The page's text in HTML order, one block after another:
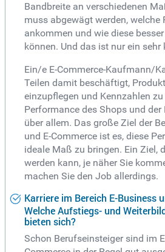
Bandbreite an verschiedenen
muss abgewägt werden, welche
ankommen und wie diese
können. Und das ist nur ein sehr
Ein/e E-Commerce-Kaufmann/
Teilen damit beschäftigt,
einzupflegen und Kennzahlen
Performance des Shops und
über allem. Das große Ziel der
und E-Commerce ist es, diese
ideale Maß zu bringen. Ein Ziel,
werden kann, je näher Sie
machen Sie den Job allerdings.
Karriere im Bereich E-Business
Welche Aufstiegs- und
bieten sich?
Schon Berufseinsteiger sind im